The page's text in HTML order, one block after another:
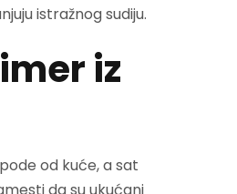
istražnog sudiju.
iz
od kuće, a sat
da su ukućani